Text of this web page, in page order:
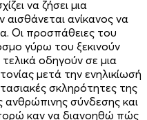
να ζήσει μια
αισθάνεται ανίκανος να
Οι προσπάθειες του
γύρω του ξεκινούν
οδηγούν σε μια
μετά την ενηλικίωσή
σκληρότητες της
ανθρώπινης σύνδεσης και
καν να διανοηθώ πώς